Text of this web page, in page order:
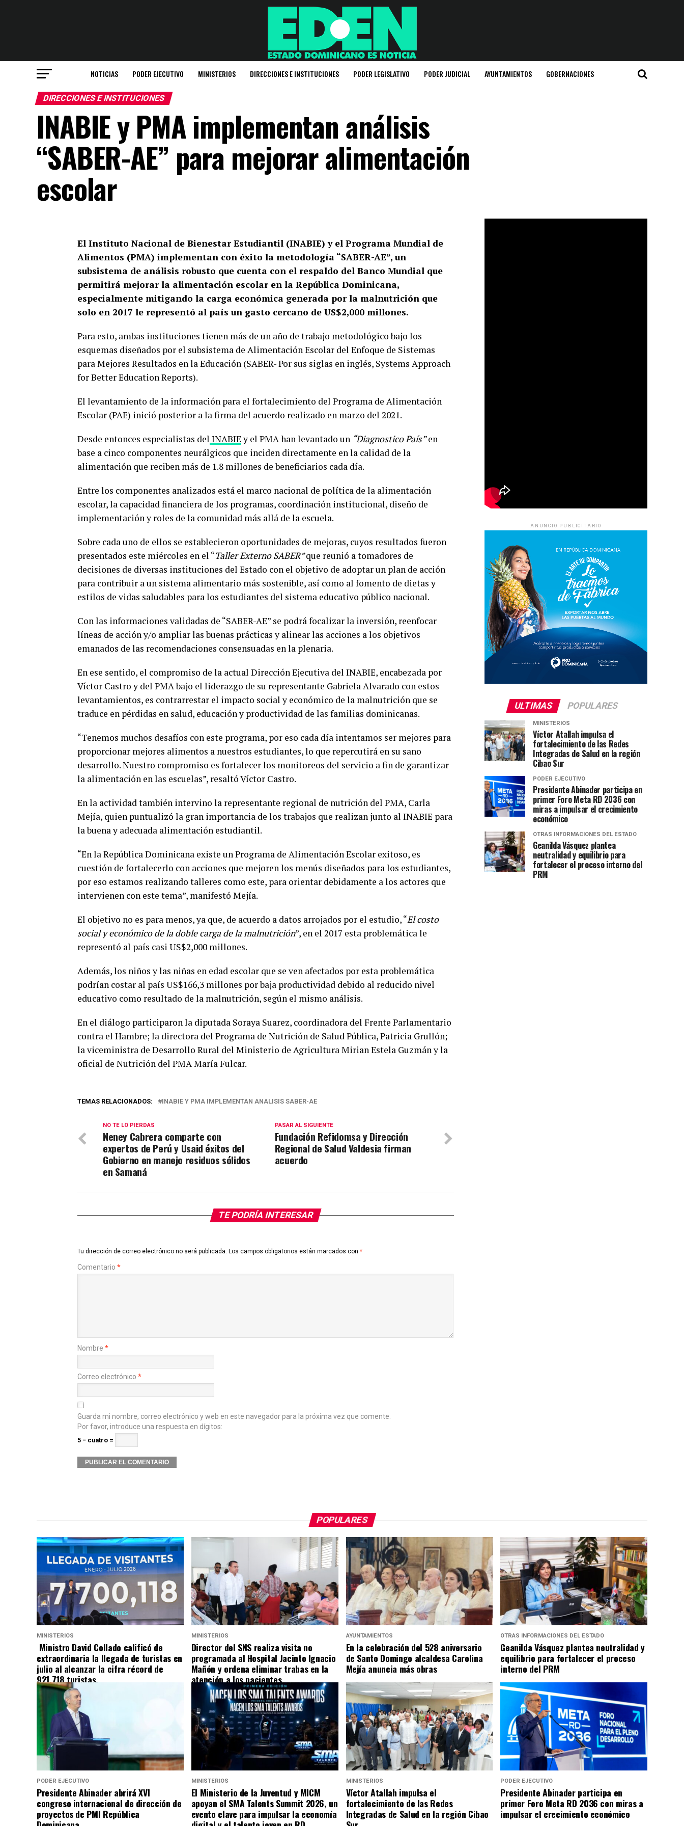
NOTICIAS PODER EJECUTIVO MINISTERIOS DIRECCIONES E INSTITUCIONES PODER LEGISLATIVO PODER JUDICIAL AYUNTAMIENTOS GOBERNACIONES
DIRECCIONES E INSTITUCIONES
INABIE y PMA implementan análisis
“SABER-AE” para mejorar alimentación
escolar
El Instituto Nacional de Bienestar Estudiantil (INABIE) y el Programa Mundial de
Alimentos (PMA) implementan con éxito la metodología “SABER-AE”, un
subsistema de análisis robusto que cuenta con el respaldo del Banco Mundial que
permitirá mejorar la alimentación escolar en la República Dominicana,
especialmente mitigando la carga económica generada por la malnutrición que
solo en 2017 le representó al país un gasto cercano de US$2,000 millones.
Para esto, ambas instituciones tienen más de un año de trabajo metodológico bajo los
esquemas diseñados por el subsistema de Alimentación Escolar del Enfoque de Sistemas
para Mejores Resultados en la Educación (SABER- Por sus siglas en inglés, Systems Approach
for Better Education Reports).
El levantamiento de la información para el fortalecimiento del Programa de Alimentación
Escolar (PAE) inició posterior a la firma del acuerdo realizado en marzo del 2021.
Desde entonces especialistas del INABIEy el PMA han levantado un “Diagnostico País”en
base a cinco componentes neurálgicos que inciden directamente en la calidad de la
alimentación que reciben más de 1.8 millones de beneficiarios cada día.
Entre los componentes analizados está el marco nacional de política de la alimentación
escolar, la capacidad financiera de los programas, coordinación institucional, diseño de
implementación y roles de la comunidad más allá de la escuela.
Sobre cada uno de ellos se establecieron oportunidades de mejoras, cuyos resultados fueron
presentados este miércoles en el “Taller Externo SABER”que reunió a tomadores de
decisiones de diversas instituciones del Estado con el objetivo de adoptar un plan de acción
para contribuir a un sistema alimentario más sostenible, así como al fomento de dietas y
estilos de vidas saludables para los estudiantes del sistema educativo público nacional.
Con las informaciones validadas de “SABER-AE” se podrá focalizar la inversión, reenfocar
líneas de acción y/o ampliar las buenas prácticas y alinear las acciones a los objetivos
emanados de las recomendaciones consensuadas en la plenaria.
En ese sentido, el compromiso de la actual Dirección Ejecutiva del INABIE, encabezada por
Víctor Castro y del PMA bajo el liderazgo de su representante Gabriela Alvarado con estos
levantamientos, es contrarrestar el impacto social y económico de la malnutrición que se
traduce en pérdidas en salud, educación y productividad de las familias dominicanas.
“Tenemos muchos desafíos con este programa, por eso cada día intentamos ser mejores para
proporcionar mejores alimentos a nuestros estudiantes, lo que repercutirá en su sano
desarrollo. Nuestro compromiso es fortalecer los monitoreos del servicio a fin de garantizar
la alimentación en las escuelas”, resaltó Víctor Castro.
En la actividad también intervino la representante regional de nutrición del PMA, Carla
Mejía, quien puntualizó la gran importancia de los trabajos que realizan junto al INABIE para
la buena y adecuada alimentación estudiantil.
“En la República Dominicana existe un Programa de Alimentación Escolar exitoso, es
cuestión de fortalecerlo con acciones que mejoren los menús diseñados para los estudiantes,
por eso estamos realizando talleres como este, para orientar debidamente a los actores que
intervienen con este tema”, manifestó Mejía.
El objetivo no es para menos, ya que, de acuerdo a datos arrojados por el estudio, “El costo
social y económico de la doble carga de la malnutrición”, en el 2017 esta problemática le
representó al país casi US$2,000 millones.
Además, los niños y las niñas en edad escolar que se ven afectados por esta problemática
podrían costar al país US$166,3 millones por baja productividad debido al reducido nivel
educativo como resultado de la malnutrición, según el mismo análisis.
En el diálogo participaron la diputada Soraya Suarez, coordinadora del Frente Parlamentario
contra el Hambre; la directora del Programa de Nutrición de Salud Pública, Patricia Grullón;
la viceministra de Desarrollo Rural del Ministerio de Agricultura Mirian Estela Guzmán y la
oficial de Nutrición del PMA María Fulcar.
TEMAS RELACIONADOS: INABIE Y PMA IMPLEMENTAN ANALISIS SABER-AE
PASAR AL SIGUIENTE
Fundación Refidomsa y Dirección
Regional de Salud Valdesia firman
acuerdo
NO TE LO PIERDAS
Neney Cabrera comparte con
expertos de Perú y Usaid éxitos del
Gobierno en manejo residuos sólidos
en Samaná
TE PODRÍA INTERESAR
Tu dirección de correo electrónico no será publicada. Los campos obligatorios están marcados con *
Comentario *
Nombre *
Correo electrónico *
Guarda mi nombre, correo electrónico y web en este navegador para la próxima vez que comente.
Por favor, introduce una respuesta en dígitos:
5 − cuatro =
ANUNCIO PUBLICITARIO
ULTIMAS POPULARES
MINISTERIOS
Víctor Atallah impulsa el
fortalecimiento de las Redes
Integradas de Salud en la región
Cibao Sur
PODER EJECUTIVO
Presidente Abinader participa en
primer Foro Meta RD 2036 con
miras a impulsar el crecimiento
económico
OTRAS INFORMACIONES DEL ESTADO
Geanilda Vásquez plantea
neutralidad y equilibrio para
fortalecer el proceso interno del
PRM
POPULARES
MINISTERIOS
Ministro David Collado calificó de
extraordinaria la llegada de turistas en
julio al alcanzar la cifra récord de
921,718 turistas.
MINISTERIOS
Director del SNS realiza visita no
programada al Hospital Jacinto Ignacio
Mañón y ordena eliminar trabas en la
atención a los pacientes
AYUNTAMIENTOS
En la celebración del 528 aniversario
de Santo Domingo alcaldesa Carolina
Mejía anuncia más obras
OTRAS INFORMACIONES DEL ESTADO
Geanilda Vásquez plantea neutralidad y
equilibrio para fortalecer el proceso
interno del PRM
PODER EJECUTIVO
Presidente Abinader abrirá XVI
congreso internacional de dirección de
proyectos de PMI República
MINISTERIOS
El Ministerio de la Juventud y MICM
apoyan el SMA Talents Summit 2026, un
evento clave para impulsar la economía
MINISTERIOS
Víctor Atallah impulsa el
fortalecimiento de las Redes
Integradas de Salud en la región Cibao
PODER EJECUTIVO
Presidente Abinader participa en
primer Foro Meta RD 2036 con miras a
impulsar el crecimiento económico